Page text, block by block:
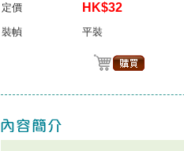
定價 HK$32
裝幀 平裝